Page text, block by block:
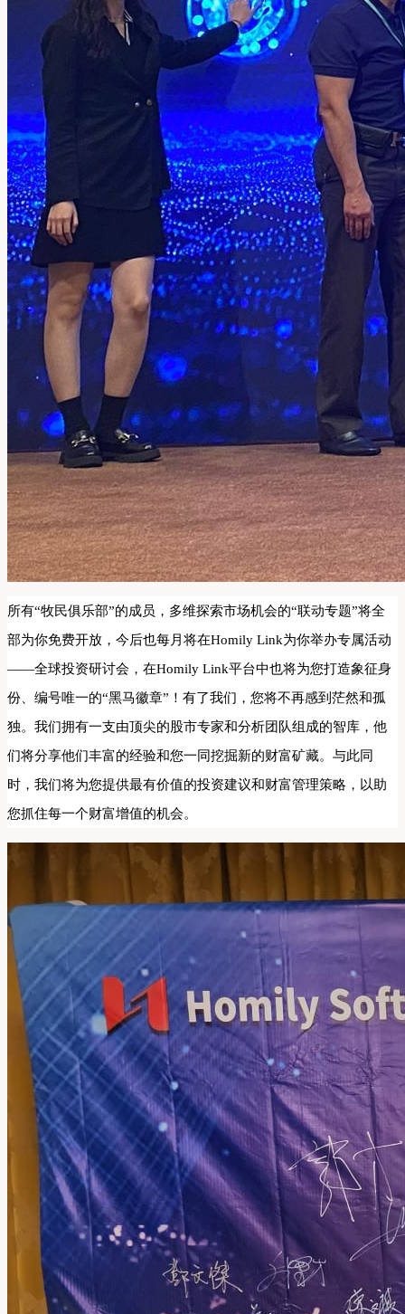
所有“牧民俱乐部”的成员，多维探索市场机会的“联动专题”将全
部为你免费开放，今后也每月将在Homily Link为你举办专属活动
——全球投资研讨会，在Homily Link平台中也将为您打造象征身
份、编号唯一的“黑马徽章”！有了我们，您将不再感到茫然和孤
独。我们拥有一支由顶尖的股市专家和分析团队组成的智库，他
们将分享他们丰富的经验和您一同挖掘新的财富矿藏。与此同
时，我们将为您提供最有价值的投资建议和财富管理策略，以助
您抓住每一个财富增值的机会。